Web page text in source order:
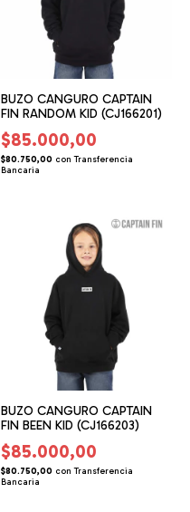
BUZO CANGURO CAPTAIN
FIN RANDOM KID (CJ166201)
$85.000,00
$80.750,00 con Transferencia
Bancaria
BUZO CANGURO CAPTAIN
FIN BEEN KID (CJ166203)
$85.000,00
$80.750,00 con Transferencia
Bancaria